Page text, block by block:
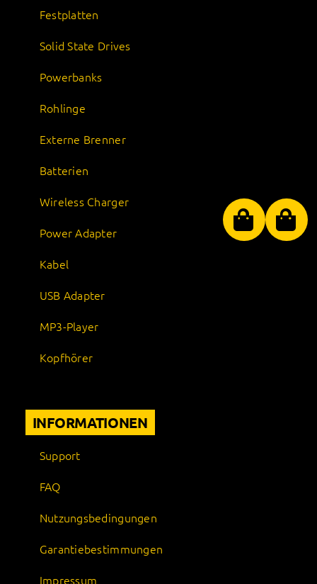
Festplatten
Solid State Drives
Powerbanks
Rohlinge
Externe Brenner
Batterien
Wireless Charger
Power Adapter
Kabel
USB Adapter
MP3-Player
Kopfhörer
INFORMATIONEN
Support
FAQ
Nutzungsbedingungen
Garantiebestimmungen
Impressum